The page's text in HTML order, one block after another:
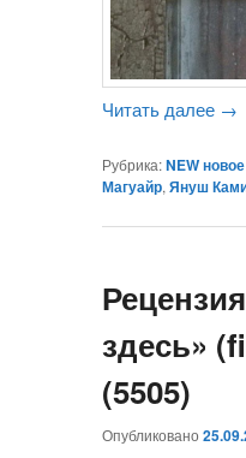
Читать далее →
Рубрика: NEW новое
Магуайр,Януш
здесь»
(5505)
Опубликовано